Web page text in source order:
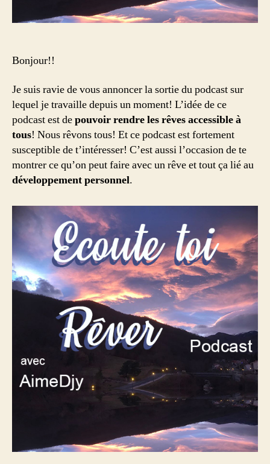
Bonjour!!
Je suis ravie de vous annoncer la sortie du podcast sur
lequel je travaille depuis un moment! L’idée de ce
podcast est depouvoir rendre les rêves accessible à
tous! Nous rêvons tous! Et ce podcast est fortement
susceptible de t’intéresser! C’est aussi l’occasion de te
montrer ce qu’on peut faire avec un rêve et tout ça lié au
développement personnel.